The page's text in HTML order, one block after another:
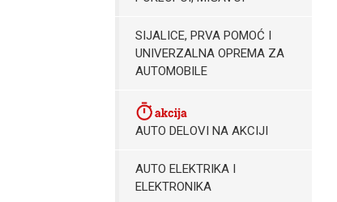
SIJALICE, PRVA POMOĆ I
UNIVERZALNA OPREMA ZA
AUTOMOBILE
AUTO DELOVI NA AKCIJI
AUTO ELEKTRIKA I
ELEKTRONIKA